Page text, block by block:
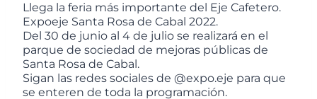
Llega la feria más importante del Eje Cafetero.
Expoeje Santa Rosa de Cabal 2022.
Del 30 de junio al 4 de julio se realizará en el
parque de sociedad de mejoras públicas de
Santa Rosa de Cabal.
Sigan las redes sociales de @expo.eje para que
se enteren de toda la programación.